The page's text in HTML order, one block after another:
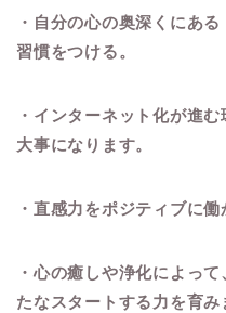
・自分の心の奥深くにあ
習慣をつける。
・インターネット化が進
大事になります。
・直感力をポジティブに働
・心の癒しや浄化によっ
たなスタートする力を育み